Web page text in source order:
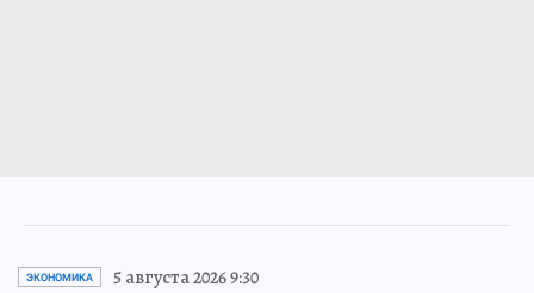
ЭКОНОМИКА 5 августа 2026 9:30